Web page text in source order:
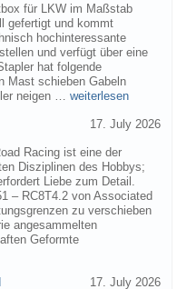
für LKW im Maßstab
gefertigt und kommt
hochinteressante
und verfügt über eine
hat folgende
Mast schieben Gabeln
neigen … weiterlesen
17. July 2026
Racing ist eine der
Disziplinen des Hobbys;
Liebe zum Detail.
– RC8T4.2 von Associated
zu verschieben
angesammelten
Geformte
17. July 2026